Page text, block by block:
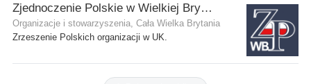
Zjednoczenie Polskie w Wielkiej Brytanii
Organizacje i stowarzyszenia, Cała Wielka Brytania
Zrzeszenie Polskich organizacji w UK.